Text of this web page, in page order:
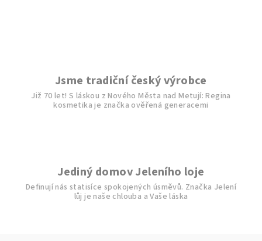
Jsme tradiční český výrobce
Již 70 let! S láskou z Nového Města nad Metují: Regina
kosmetika je značka ověřená generacemi
Jediný domov Jeleního loje
Definují nás statisíce spokojených úsměvů. Značka Jelení
lůj je naše chlouba a Vaše láska